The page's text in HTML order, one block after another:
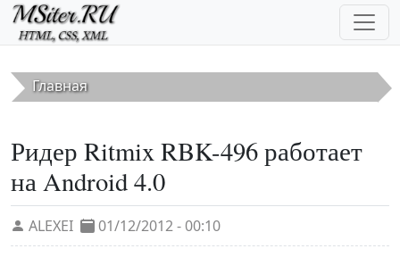
Перейти к основному содержанию
Главная
Ридер Ritmix RBK-496 работает
на Android 4.0
ALEXEI 01/12/2012 - 00:10